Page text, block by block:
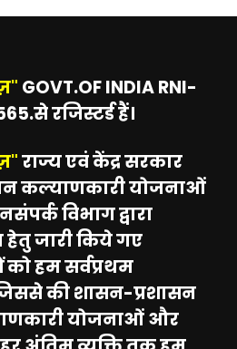
GOVT.OF INDIA RNI-
रजिस्टर्ड हैं।
राज्य एवं केंद्र सरकार
जन कल्याणकारी योजनाओं
विभाग द्वारा
जारी किये गए
को हम सर्वप्रथम
की शासन-प्रशासन
योजनाओं और